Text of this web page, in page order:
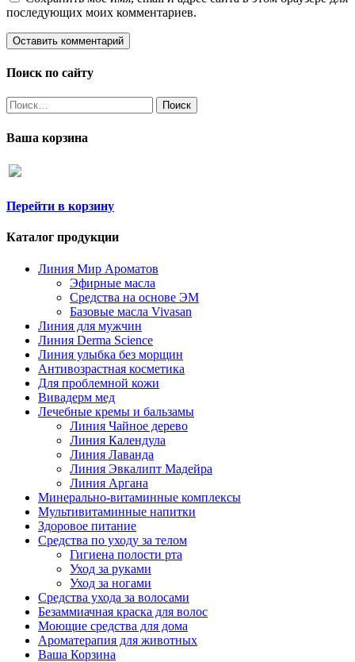
последующих моих комментариев.
Поиск по сайту
Найти:
Ваша корзина
Перейти в корзину
Каталог продукции
Линия Мир Ароматов
Эфирные масла
Средства на основе ЭМ
Базовые масла Vivasan
Линия для мужчин
Линия Derma Science
Линия улыбка без морщин
Антивозрастная косметика
Для проблемной кожи
Вивадерм мед
Лечебные кремы и бальзамы
Линия Чайное дерево
Линия Календула
Линия Лаванда
Линия Эвкалипт Мадейра
Линия Аргана
Минерально-витаминные комплексы
Мультивитаминные напитки
Здоровое питание
Средства по уходу за телом
Гигиена полости рта
Уход за руками
Уход за ногами
Средства ухода за волосами
Безаммиачная краска для волос
Моющие средства для дома
Ароматерапия для животных
Ваша Корзина